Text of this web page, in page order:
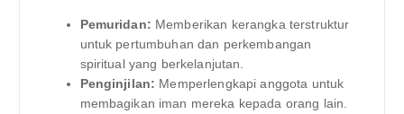
Pemuridan: Memberikan kerangka terstruktur
untuk pertumbuhan dan perkembangan
spiritual yang berkelanjutan.
Penginjilan: Memperlengkapi anggota untuk
membagikan iman mereka kepada orang lain.